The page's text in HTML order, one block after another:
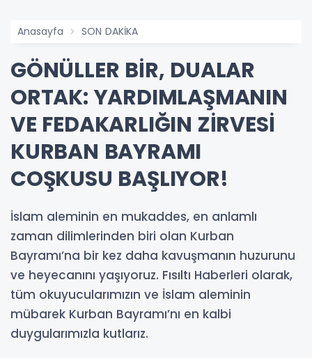
Anasayfa SON DAKİKA
GÖNÜLLER BİR, DUALAR
ORTAK: YARDIMLAŞMANIN
VE FEDAKARLIĞIN ZİRVESİ
KURBAN BAYRAMI
COŞKUSU BAŞLIYOR!
İslam aleminin en mukaddes, en anlamlı
zaman dilimlerinden biri olan Kurban
Bayramı’na bir kez daha kavuşmanın huzurunu
ve heyecanını yaşıyoruz. Fısıltı Haberleri olarak,
tüm okuyucularımızın ve İslam aleminin
mübarek Kurban Bayramı’nı en kalbi
duygularımızla kutlarız.